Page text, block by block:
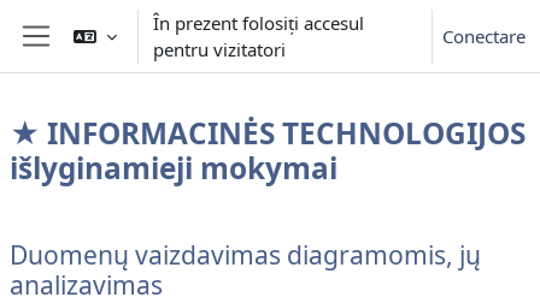
Sari la conţinutul principal
Panou lateral
În prezent folosiți accesul
pentru vizitatori
Conectare
★ INFORMACINĖS TECHNOLOGIJOS
išlyginamieji mokymai
Contur secțiune
Duomenų vaizdavimas diagramomis, jų
analizavimas